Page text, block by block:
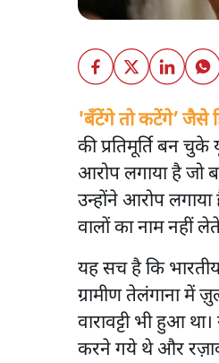
'बँटेंगे तो कटेंगे’ जैसे
की प्रतिमूर्ति बन
आरोप लगाया है जो
उन्होंने आरोप
वालों का नाम नहीं
यह सच है कि
ग्रामीण तेलंगाना में
वारावट्टी भी हुआ
करने गये थे और